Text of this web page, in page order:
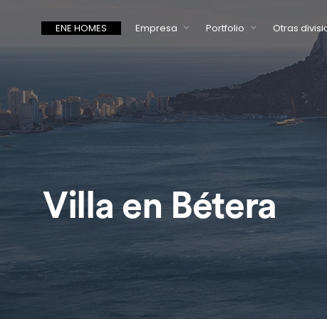
ENE HOMES Empresa Portfolio Otras
Villa en Bétera